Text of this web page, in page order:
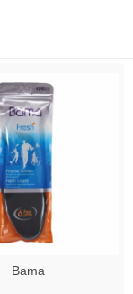
Bama